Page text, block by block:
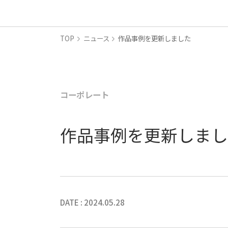
TOP ニュース 作品事例を更新しました
コーポレート
作品事例を更新しま
DATE : 2024.05.28